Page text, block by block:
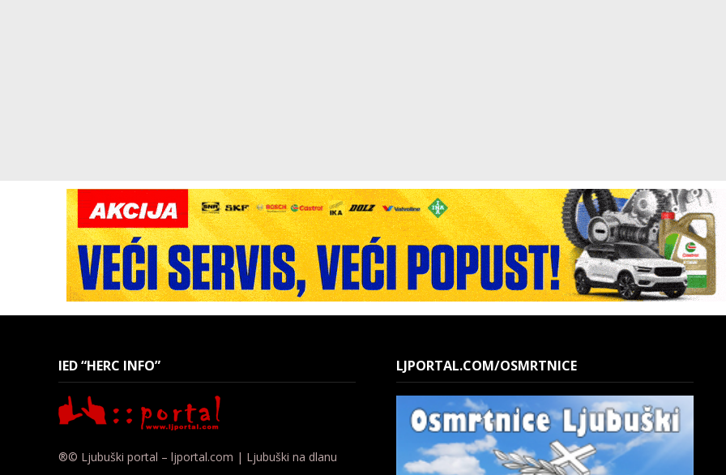
IED “HERC INFO”
®© Ljubuški portal – ljportal.com | Ljubuški na dlanu
LJPORTAL.COM/OSMRTNICE